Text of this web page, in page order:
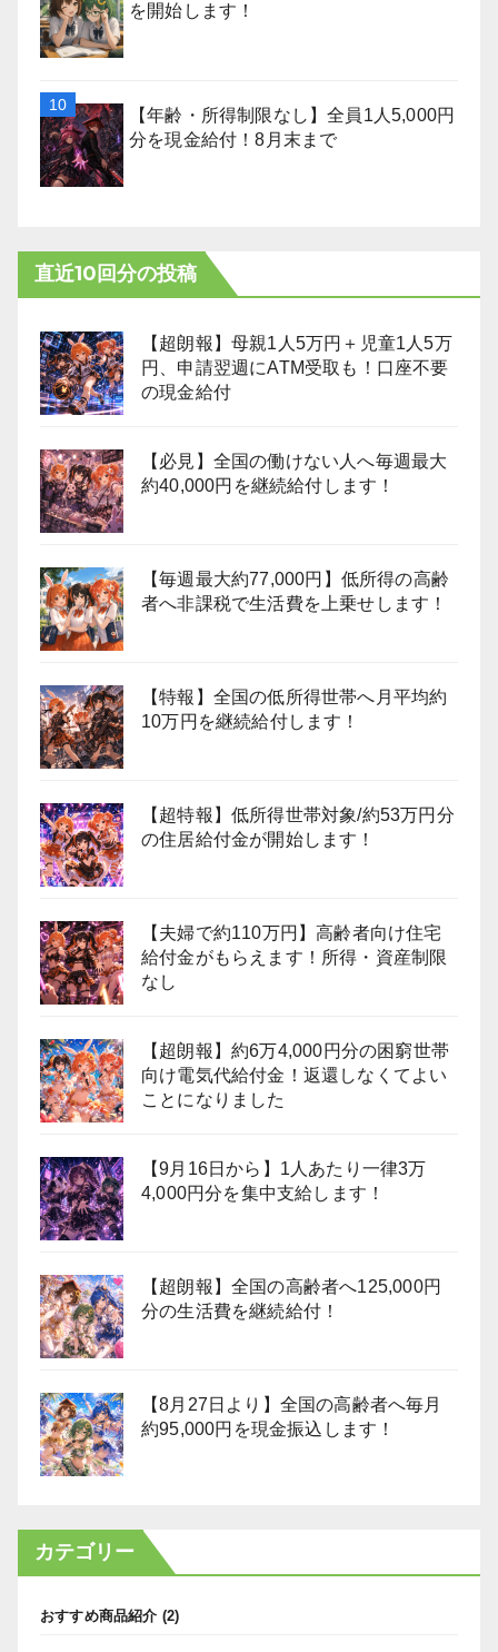
を開始します！
【年齢・所得制限なし】全員1人5,000円
分を現金給付！8月末まで
直近10回分の投稿
【超朗報】母親1人5万円＋児童1人5万
円、申請翌週にATM受取も！口座不要
の現金給付
【必見】全国の働けない人へ毎週最大
約40,000円を継続給付します！
【毎週最大約77,000円】低所得の高齢
者へ非課税で生活費を上乗せします！
【特報】全国の低所得世帯へ月平均約
10万円を継続給付します！
【超特報】低所得世帯対象/約53万円分
の住居給付金が開始します！
【夫婦で約110万円】高齢者向け住宅
給付金がもらえます！所得・資産制限
なし
【超朗報】約6万4,000円分の困窮世帯
向け電気代給付金！返還しなくてよい
ことになりました
【9月16日から】1人あたり一律3万
4,000円分を集中支給します！
【超朗報】全国の高齢者へ125,000円
分の生活費を継続給付！
【8月27日より】全国の高齢者へ毎月
約95,000円を現金振込します！
カテゴリー
おすすめ商品紹介 (2)